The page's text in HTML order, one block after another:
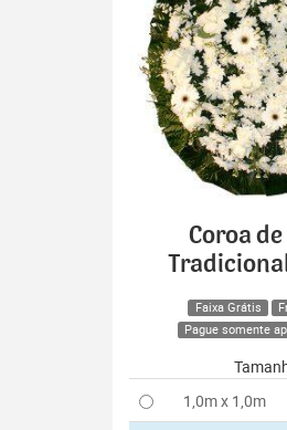
Coroa
Faixa Grátis
Pague somente
1,0m x 1,0m